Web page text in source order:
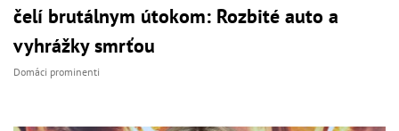
čelí brutálnym útokom: Rozbité auto a
vyhrážky smrťou
Domáci prominenti